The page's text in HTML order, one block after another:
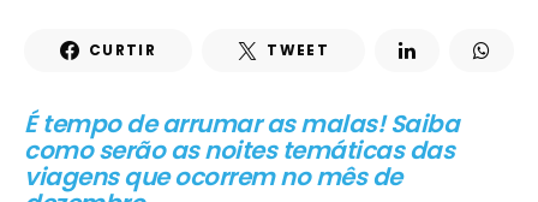
CURTIR TWEET
É tempo de arrumar as malas! Saiba
como serão as noites temáticas das
viagens que ocorrem no mês de